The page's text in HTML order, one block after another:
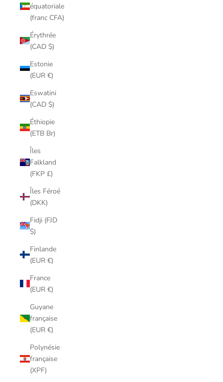
équatoriale
(franc CFA)
Érythrée
(CAD $)
Estonie
(EUR €)
Eswatini
(CAD $)
Éthiopie
(ETB Br)
Îles
Falkland
(FKP £)
Îles Féroé
(DKK)
Fidji (FJD
$)
Finlande
(EUR €)
France
(EUR €)
Guyane
française
(EUR €)
Polynésie
française
(XPF)